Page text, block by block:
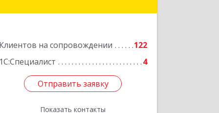
Клиентов на сопровождении
122
1С:Специалист
4
Отправить заявку
Показать контакты
Отправить заявку
Назад